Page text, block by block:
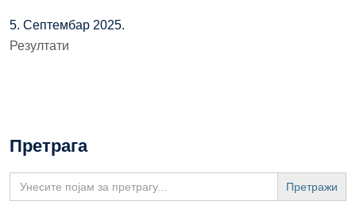
5. Септембар 2025.
Резултати
Претрага
Search
for: